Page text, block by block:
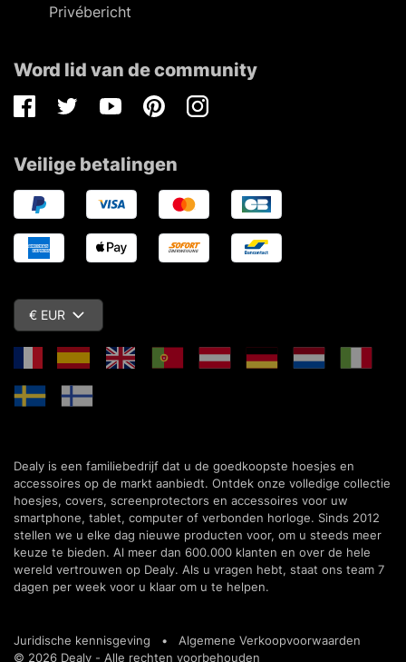
Privébericht
Word lid van de community
FacebookTwitterYoutubePinterestInstagram
Veilige betalingen
€ EUR
Dealy is een familiebedrijf dat u de goedkoopste hoesjes en
accessoires op de markt aanbiedt. Ontdek onze volledige collectie
hoesjes, covers, screenprotectors en accessoires voor uw
smartphone, tablet, computer of verbonden horloge. Sinds 2012
stellen we u elke dag nieuwe producten voor, om u steeds meer
keuze te bieden. Al meer dan 600.000 klanten en over de hele
wereld vertrouwen op Dealy. Als u vragen hebt, staat ons team 7
dagen per week voor u klaar om u te helpen.
© 2026 Dealy - Alle rechten voorbehouden
Juridische kennisgeving • Algemene Verkoopvoorwaarden